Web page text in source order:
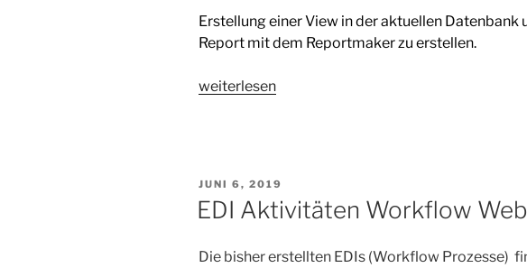
Erstellung einer View in der aktuellen Datenbank
Report mit dem Reportmaker zu erstellen.
„SQL
Baustellenlager
und
weiterlesen
VERÖFFENTLICHT
JUNI 6, 2019
EDI Aktivitäten Workflow
Die bisher erstellten EDIs (Workflow Prozesse)